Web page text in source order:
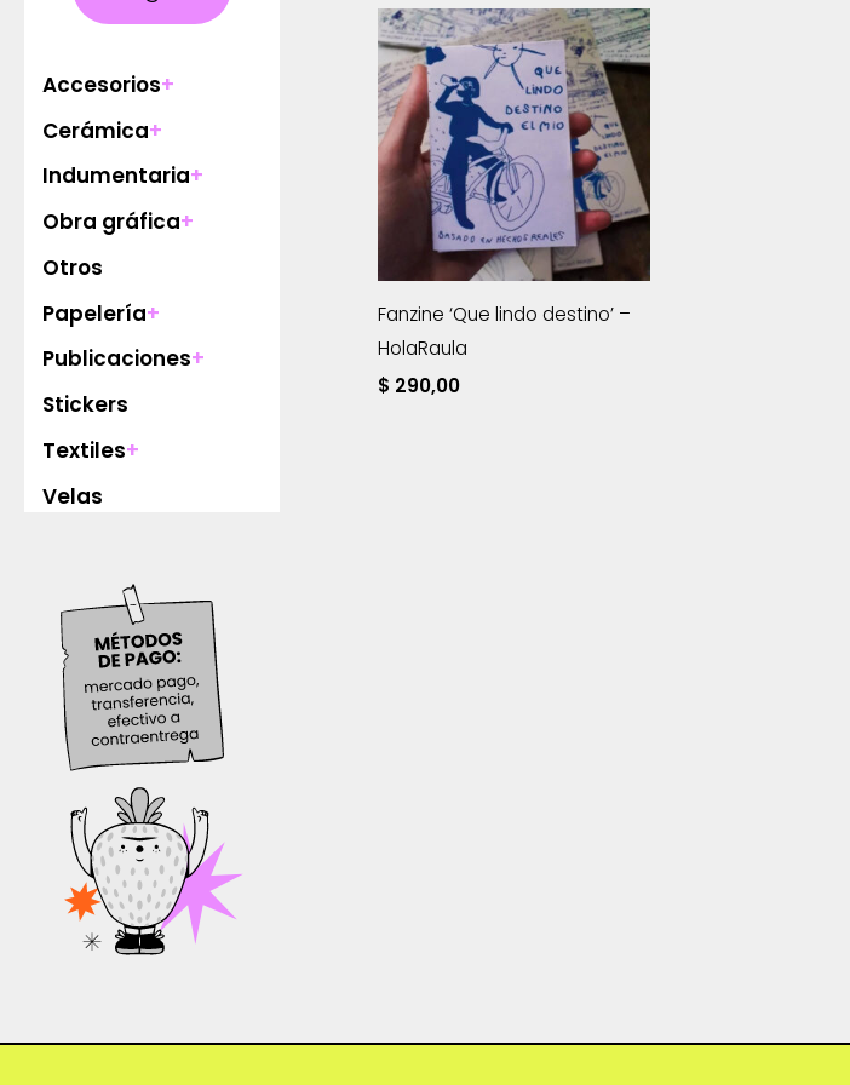
Accesorios+
Cerámica+
Indumentaria+
Obra gráfica+
Otros
Papelería+
Publicaciones+
Stickers
Textiles+
Velas
Fanzine ‘Que lindo destino’ –
HolaRaula
$ 290,00